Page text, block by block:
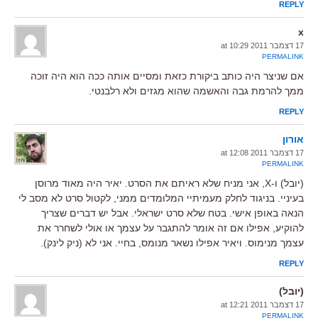
REPLY
x
17 דצמבר 2011 at 10:29
PERMALINK
אם שניצר היה כותב ביקורת כזאת ומסיים אותה ככה הוא היה זוכה
ממך להרמת גבה והאשמה שהוא מגזים ולא רלבנטי.
REPLY
אורון
17 דצמבר 2011 at 12:08
PERMALINK
(יובל) ו-X, אני מניח שלא ראיתם את הסרט. יאיר היה מאוד מרוסן
בעיניי. בניגוד לחלק מעמיתיי המלומדים ממני, לקטול סרט לא מסב לי
הנאה באופן אישי. בטח שלא סרט ישראלי. אבל יש דברים שצריך
להוקיע, אפילו אם זה אומר להתגבר על עצמך או אולי לשחרר את
עצמך מנימוס. ויאיר אפילו נשאר מנומס, בחיי. אני לא (ניק לינק).
REPLY
(יובל)
17 דצמבר 2011 at 12:21
PERMALINK